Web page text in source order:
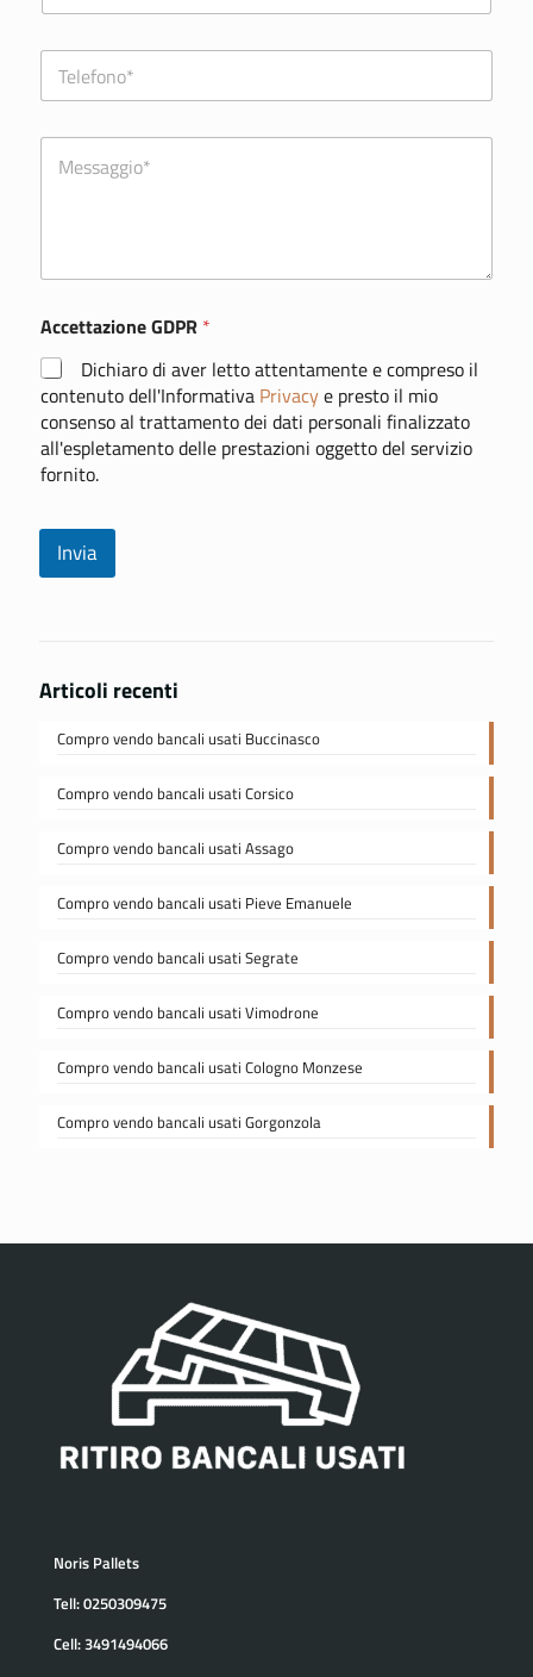
a
T
l
C
t
o
m
e
s
s
a
g
g
o
Accettazione GDPR *
Dichiaro di aver letto attentamente e compreso il
contenuto dell'Informativa Privacye presto il mio
consenso al trattamento dei dati personali finalizzato
all'espletamento delle prestazioni oggetto del servizio
fornito.
Invia
Articoli recenti
Compro vendo bancali usati Buccinasco
Compro vendo bancali usati Corsico
Compro vendo bancali usati Assago
Compro vendo bancali usati Pieve Emanuele
Compro vendo bancali usati Segrate
Compro vendo bancali usati Vimodrone
Compro vendo bancali usati Cologno Monzese
Compro vendo bancali usati Gorgonzola
Noris Pallets
Tell:0250309475
Cell:3491494066